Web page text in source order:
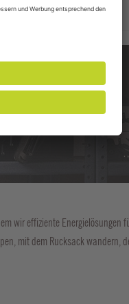
wir effiziente Energielösungen
mit dem Rucksack wandern,